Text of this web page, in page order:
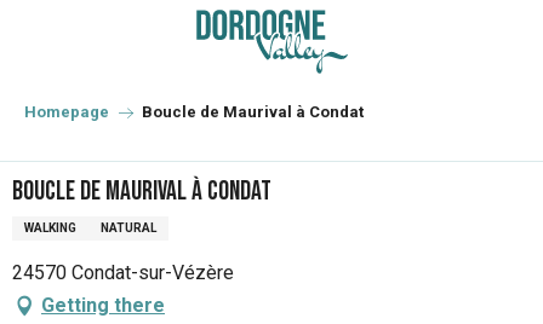
principal
Homepage Boucle de Maurival à Condat
Boucle de Maurival à Condat
WALKING NATURAL
24570 Condat-sur-Vézère
Getting there